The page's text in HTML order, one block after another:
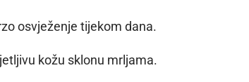
osvježenje tijekom dana.
kožu sklonu mrljama.